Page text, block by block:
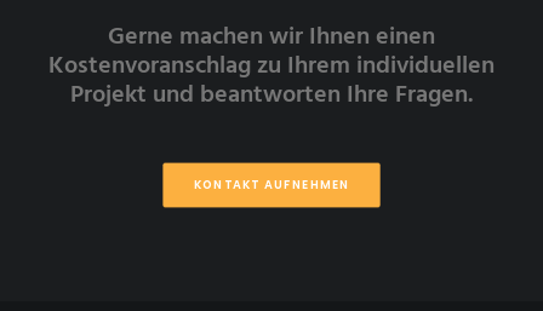
Gerne machen wir Ihnen einen
Kostenvoranschlag zu Ihrem individuellen
Projekt und beantworten Ihre Fragen.
KONTAKT AUFNEHMEN